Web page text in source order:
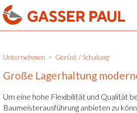
Unternehmen > Gerüst / Schalung
Große Lagerhaltung
Um eine hohe Flexibilität und Qualität
Baumeisterausführung anbieten zu